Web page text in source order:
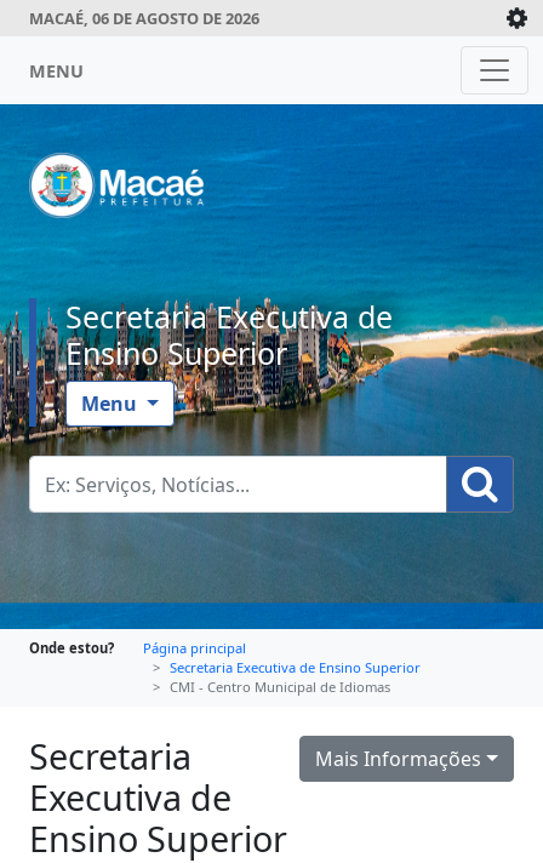
MACAÉ, 06 DE AGOSTO DE 2026
MENU
Secretaria Executiva de
Ensino Superior
Menu
Onde estou?
Página principal
Secretaria Executiva de Ensino Superior
CMI - Centro Municipal de Idiomas
Mais Informações
Secretaria
Executiva de
Ensino Superior